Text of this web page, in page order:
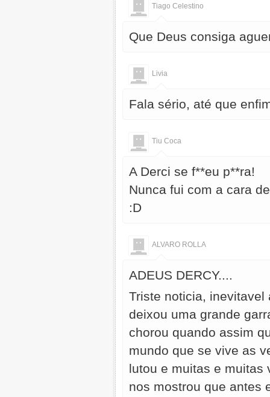
Tiago Celestino
Que Deus consiga
Livia
Fala sério, até que
Tiu Coca
A Derci se f**eu p**ra!
Nunca fui com a cara
:D
ALVARO ROLLA
ADEUS DERCY....
Triste noticia, inevitavel
deixou uma grande
chorou quando assim
mundo que se vive as
lutou e muitas e muitas
nos mostrou que antes